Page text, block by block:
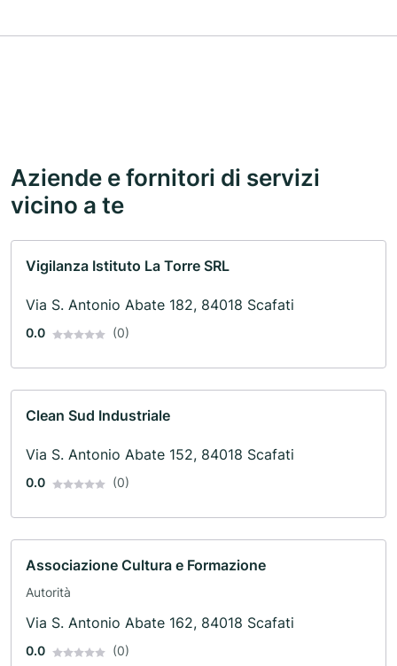
Aziende e fornitori di servizi
vicino a te
Vigilanza Istituto La Torre SRL
Via S. Antonio Abate 182, 84018 Scafati
0.0 (0)
Clean Sud Industriale
Via S. Antonio Abate 152, 84018 Scafati
0.0 (0)
Associazione Cultura e Formazione
Autorità
Via S. Antonio Abate 162, 84018 Scafati
0.0 (0)